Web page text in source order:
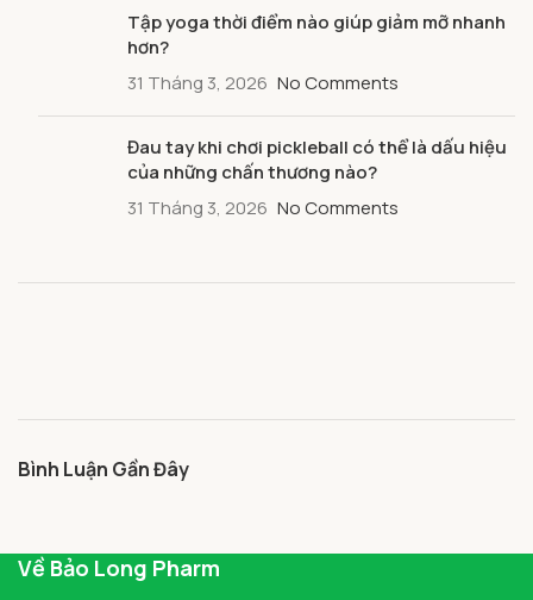
Tập yoga thời điểm nào giúp giảm mỡ nhanh
hơn?
31 Tháng 3, 2026 No Comments
Đau tay khi chơi pickleball có thể là dấu hiệu
của những chấn thương nào?
31 Tháng 3, 2026 No Comments
Bình Luận Gần Đây
Về Bảo Long Pharm